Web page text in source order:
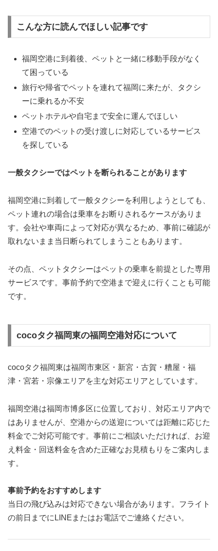
こんな方に読んでほしい記事です
福岡空港に到着後、ペットと一緒に移動手段がなく
て困っている
旅行や帰省でペットを連れて福岡に来たが、タクシ
ーに乗れるか不安
ペットホテルや自宅まで安全に運んでほしい
空港でのペットの受け渡しに対応しているサービス
を探している
一般タクシーではペットを断られることがあります
福岡空港に到着して一般タクシーを利用しようとしても、
ペット連れの場合は乗車をお断りされるケースがありま
す。会社や車両によって対応が異なるため、事前に確認が
取れないまま当日断られてしまうこともあります。
その点、ペットタクシーはペットの乗車を前提とした専用
サービスです。事前予約で空港まで迎えに行くことも可能
です。
cocoタク福岡東の福岡空港対応について
cocoタク福岡東は福岡市東区・新宮・古賀・糟屋・福
津・宮若・宗像エリアを主な対応エリアとしています。
福岡空港は福岡市博多区に位置しており、対応エリア内で
はありませんが、空港からの送迎については距離に応じた
料金でご対応可能です。事前にご相談いただければ、お迎
え料金・回送料金を含めた正確なお見積もりをご案内しま
す。
事前予約をおすすめします
当日の飛び込みは対応できない場合があります。フライト
の前日までにLINEまたはお電話でご連絡ください。